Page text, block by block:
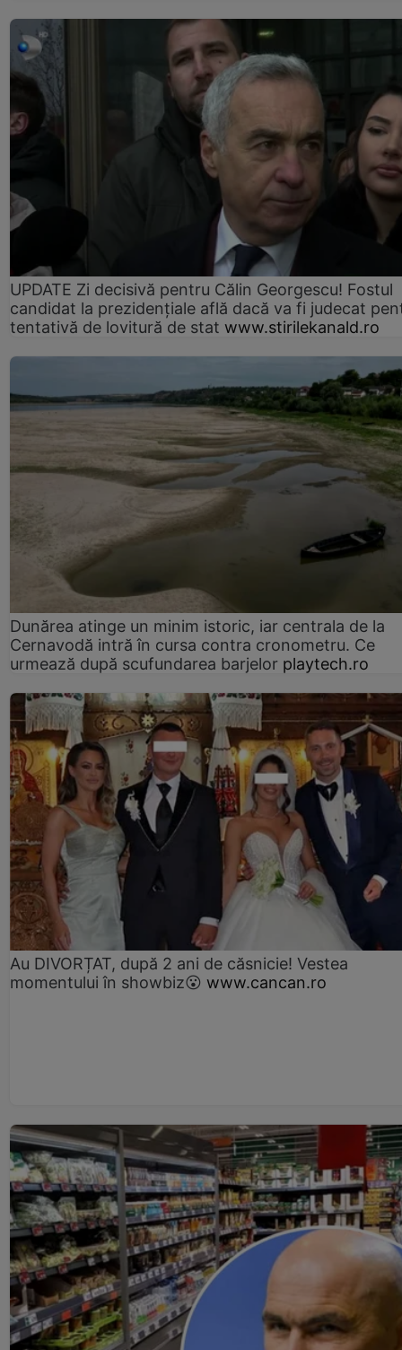
UPDATE Zi decisivă pentru Călin Georgescu! Fostul
candidat la prezidențiale află dacă va fi judecat
tentativă de lovitură de stat www.stirilekanald.ro
Dunărea atinge un minim istoric, iar centrala de la
Cernavodă intră în cursa contra cronometru. Ce
urmează după scufundarea barjelor playtech.ro
Au DIVORȚAT, după 2 ani de căsnicie! Vestea
momentului în showbiz😮 www.cancan.ro